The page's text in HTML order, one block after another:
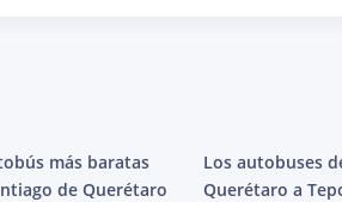
más baratas
de Querétaro
Los autobuses
Querétaro a